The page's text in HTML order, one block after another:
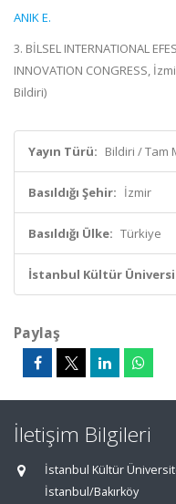
ANIK E.
3. BİLSEL INTERNATIONAL
INNOVATION CONGRESS,
Bildiri)
Yayın Türü: Bildiri / Tam
Basıldığı Şehir: İzmir
Basıldığı Ülke: Türkiye
İstanbul Kültür
Paylaş
İletişim Bilgileri
İstanbul Kültür
İstanbul/Bakırköy